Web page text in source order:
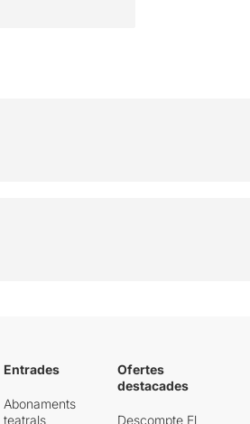
Entrades
Abonaments
teatrals
Ofertes
destacades
Descompte El